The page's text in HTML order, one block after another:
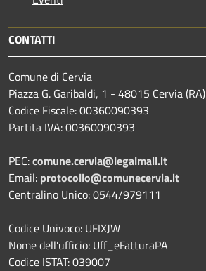
CONTATTI
Comune di Cervia
Piazza G. Garibaldi, 1 - 48015 Cervia (RA)
Codice Fiscale: 00360090393
Partita IVA: 00360090393
PEC:comune.cervia@legalmail.it
Email: protocollo@comunecervia.it
Centralino Unico: 0544/979111
Codice Univoco: UFIXJW
Nome dell'ufficio: Uff_eFatturaPA
Codice ISTAT: 039007